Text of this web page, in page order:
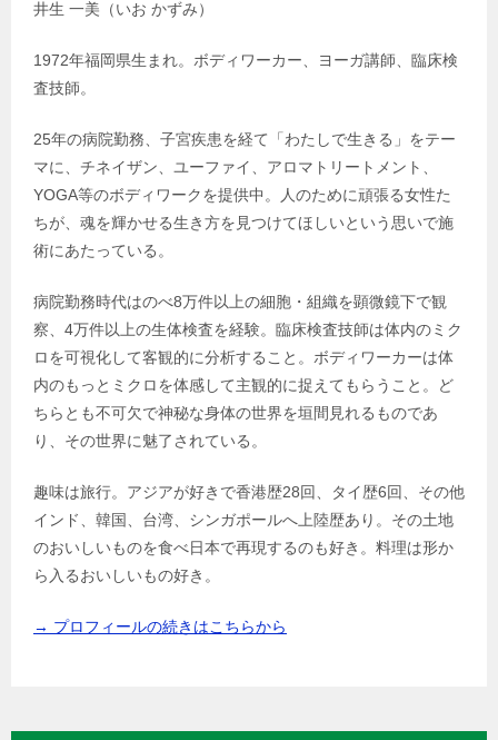
井生 一美（いお かずみ）
1972年福岡県生まれ。ボディワーカー、ヨーガ講師、臨床検
査技師。
25年の病院勤務、子宮疾患を経て「わたしで生きる」をテー
マに、チネイザン、ユーファイ、アロマトリートメント、
YOGA等のボディワークを提供中。人のために頑張る女性た
ちが、魂を輝かせる生き方を見つけてほしいという思いで施
術にあたっている。
病院勤務時代はのべ8万件以上の細胞・組織を顕微鏡下で観
察、4万件以上の生体検査を経験。臨床検査技師は体内のミク
ロを可視化して客観的に分析すること。ボディワーカーは体
内のもっとミクロを体感して主観的に捉えてもらうこと。ど
ちらとも不可欠で神秘な身体の世界を垣間見れるものであ
り、その世界に魅了されている。
趣味は旅行。アジアが好きで香港歴28回、タイ歴6回、その他
インド、韓国、台湾、シンガポールへ上陸歴あり。その土地
のおいしいものを食べ日本で再現するのも好き。料理は形か
ら入るおいしいもの好き。
→ プロフィールの続きはこちらから